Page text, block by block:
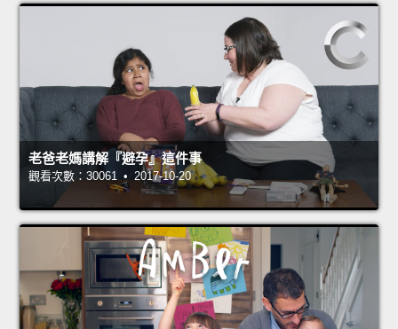
老爸老媽講解『避孕』這件事
觀看次數：30061 • 2017-10-20